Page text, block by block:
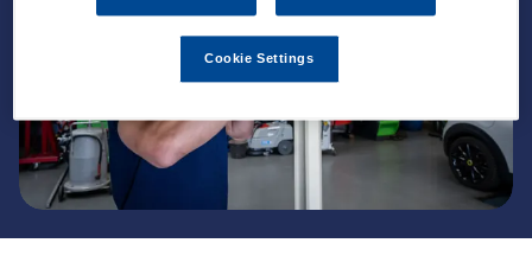
Cookie Settings